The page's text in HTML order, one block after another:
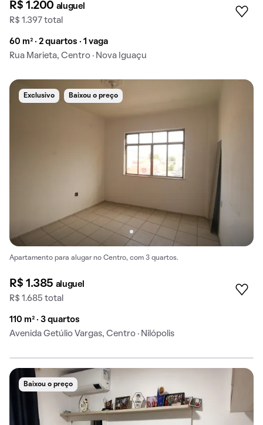
R$ 1.200 aluguel
R$ 1.397 total
60 m² · 2 quartos · 1 vaga
Rua Marieta, Centro · Nova Iguaçu
Exclusivo Baixou o preço
Apartamento para alugar no Centro, com 3 quartos.
R$ 1.385 aluguel
R$ 1.685 total
110 m² · 3 quartos
Avenida Getúlio Vargas, Centro · Nilópolis
Baixou o preço